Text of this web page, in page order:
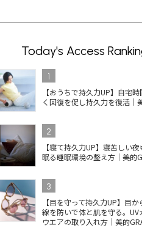
Today's Access
1
【おうちで持久力UP】自宅
く回復を促し持久力を復活｜
2
【寝て持久力UP】寝苦しい
眠る睡眠環境の整え方｜美的
3
【目を守って持久力UP】目
線を防いで体と肌を守る。UV
ウエアの取り入れ方｜美的